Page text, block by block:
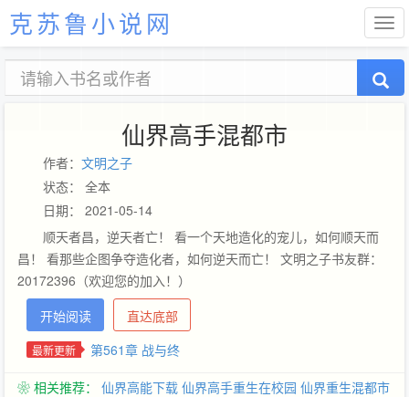
克苏鲁小说网
仙界高手混都市
作者： 文明之子
状态： 全本
日期： 2021-05-14
顺天者昌，逆天者亡！ 看一个天地造化的宠儿，如何顺天而
昌！ 看那些企图争夺造化者，如何逆天而亡！ 文明之子书友群：
20172396（欢迎您的加入！）
开始阅读
直达底部
最新更新 第561章 战与终
❀ 相关推荐： 仙界高能下载 仙界高手重生在校园 仙界重生混都市